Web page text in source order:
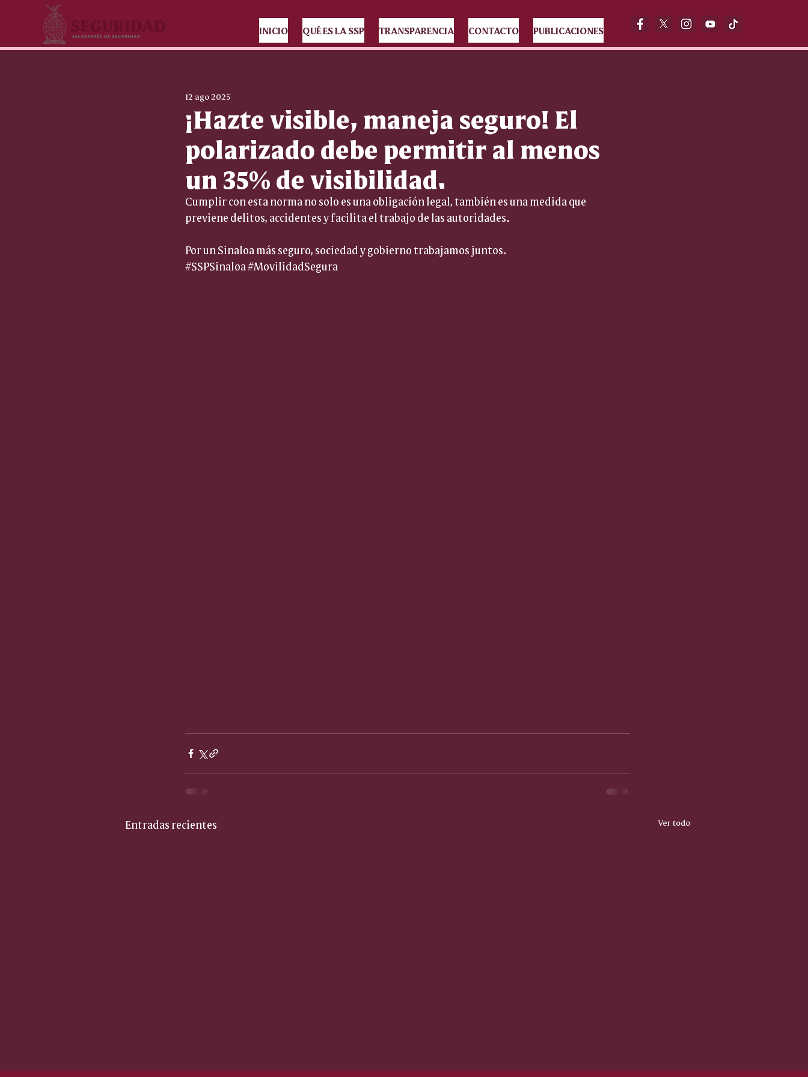
INICIO QUÉ ES LA SSP TRANSPARENCIA CONTACTO PUBLICACIONES
¡Hazte visible, maneja seguro! El
polarizado debe permitir al menos
un 35% de visibilidad.
12 ago 2025
Cumplir con esta norma no solo es una obligación legal, también es una medida que
previene delitos, accidentes y facilita el trabajo de las autoridades.
Por un Sinaloa más seguro, sociedad y gobierno trabajamos juntos.
#SSPSinaloa#MovilidadSegura
Entradas recientes Ver todo